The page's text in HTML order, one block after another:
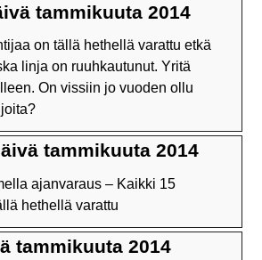
tammikuuta 2014
on tällä hethellä varattu etkä
linja on ruuhkautunut. Yritä
On vissiin jo vuoden ollu
tammikuuta 2014
ajanvaraus – Kaikki 15
hethellä varattu
tammikuuta 2014